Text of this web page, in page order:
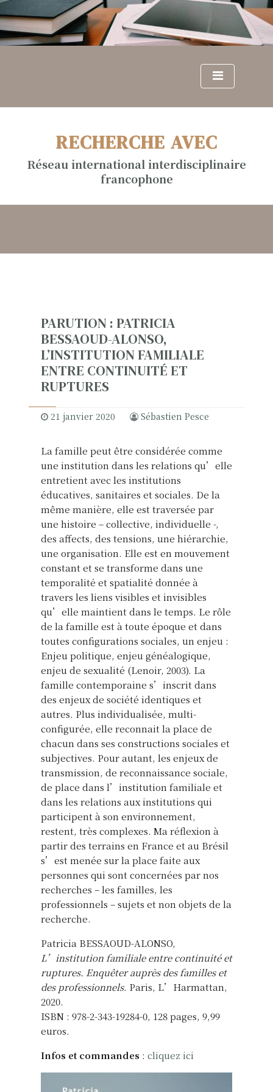
S
k
i
o
RECHERCHE AVEC
Réseau international interdisciplinaire
francophone
PARUTION : PATRICIA
BESSAOUD-ALONSO,
L’INSTITUTION FAMILIALE
ENTRE CONTINUITÉ ET
RUPTURES
21 janvier 2020 Sébastien Pesce
La famille peut être considérée comme
une institution dans les relations qu’elle
entretient avec les institutions
éducatives, sanitaires et sociales. De la
même manière, elle est traversée par
une histoire – collective, individuelle -,
des affects, des tensions, une hiérarchie,
une organisation. Elle est en mouvement
constant et se transforme dans une
temporalité et spatialité donnée à
travers les liens visibles et invisibles
qu’elle maintient dans le temps. Le rôle
de la famille est à toute époque et dans
toutes configurations sociales, un enjeu :
Enjeu politique, enjeu généalogique,
enjeu de sexualité (Lenoir, 2003). La
famille contemporaine s’inscrit dans
des enjeux de société identiques et
autres. Plus individualisée, multi-
configurée, elle reconnait la place de
chacun dans ses constructions sociales et
subjectives. Pour autant, les enjeux de
transmission, de reconnaissance sociale,
de place dans l’institution familiale et
dans les relations aux institutions qui
participent à son environnement,
restent, très complexes. Ma réflexion à
partir des terrains en France et au Brésil
s’est menée sur la place faite aux
personnes qui sont concernées par nos
recherches – les familles, les
professionnels – sujets et non objets de la
recherche.
Patricia BESSAOUD-ALONSO,
L’institution familiale entre continuité et
ruptures. Enquêter auprès des familles et
des professionnels. Paris, L’Harmattan,
2020.
ISBN : 978-2-343-19284-0, 128 pages, 9,99
euros.
Infos et commandes : cliquez ici